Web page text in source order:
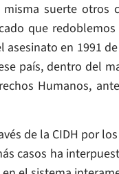
suerte otros
que
en 1991
país, dentro del
Humanos,
de la CIDH por
casos ha